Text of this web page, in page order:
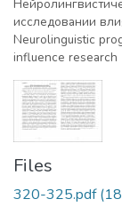
исследовании
Neurolinguistic
influence research
Files
320-325.pdf